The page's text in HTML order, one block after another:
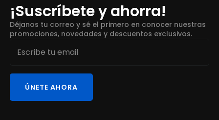
¡Suscríbete y ahorra!
Déjanos tu correo y sé el primero en conocer nuestras
promociones, novedades y descuentos exclusivos.
Email
ÚNETE AHORA